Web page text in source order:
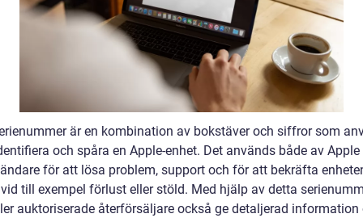
är en kombination av bokstäver och siffror som
och spåra en Apple-enhet. Det används både av
för att lösa problem, support och för att bekräfta
till exempel förlust eller stöld. Med hjälp av detta
auktoriserade återförsäljare också ge detaljerad information